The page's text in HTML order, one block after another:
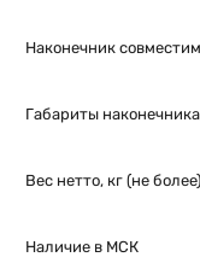
Наконечник
Габариты
Вес нетто, кг (не более)
Наличие в МСК